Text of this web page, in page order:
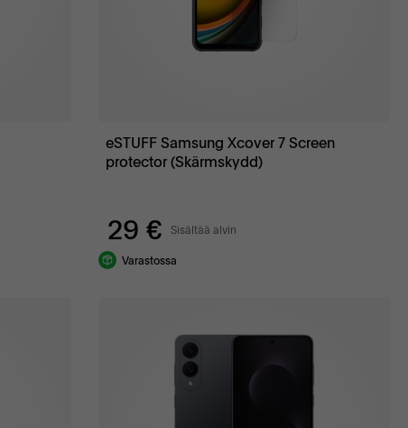
eSTUFF Samsung Xcover 7 Screen
protector (Skärmskydd)
29 € Sisältää alvin
Varastossa